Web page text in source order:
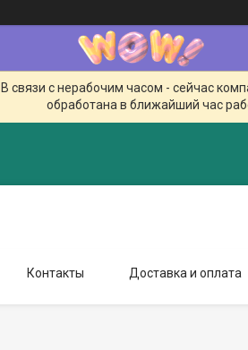
связи с нерабочим часом - сейчас
обработана в ближайший час
Контакты Доставка и оплата